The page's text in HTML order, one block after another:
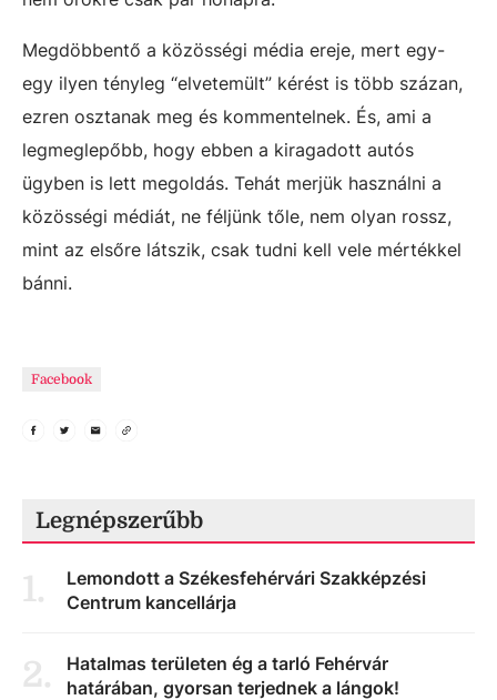
Megdöbbentő a közösségi média ereje, mert egy-
egy ilyen tényleg “elvetemült” kérést is több százan,
ezren osztanak meg és kommentelnek. És, ami a
legmeglepőbb, hogy ebben a kiragadott autós
ügyben is lett megoldás. Tehát merjük használni a
közösségi médiát, ne féljünk tőle, nem olyan rossz,
mint az elsőre látszik, csak tudni kell vele mértékkel
bánni.
Facebook
Legnépszerűbb
1.
Lemondott a Székesfehérvári Szakképzési
Centrum kancellárja
2.
Hatalmas területen ég a tarló Fehérvár
határában, gyorsan terjednek a lángok!